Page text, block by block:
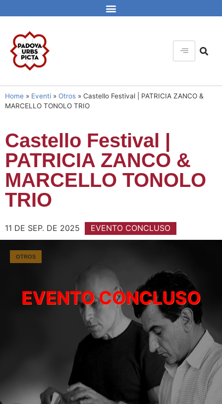
Home » Eventi » Otros » Castello Festival | PATRICIA ZANCO &
MARCELLO TONOLO TRIO
Castello Festival |
PATRICIA ZANCO &
MARCELLO TONOLO
TRIO
11 DE SEP. DE 2025 EVENTO CONCLUSO
OTROS